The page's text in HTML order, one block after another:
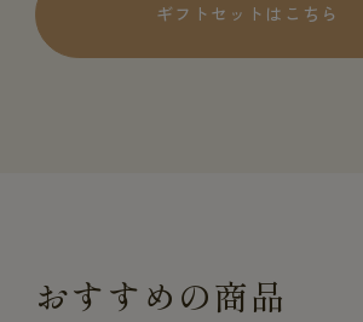
ギフトセットはこちら
おすすめの商品